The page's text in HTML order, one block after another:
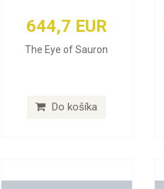
644,7 EUR
The Eye of Sauron
Do košíka